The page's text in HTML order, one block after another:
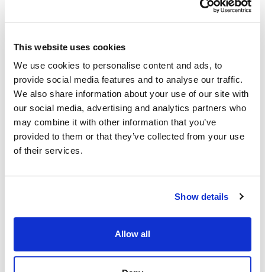
This website uses cookies
We use cookies to personalise content and ads, to
provide social media features and to analyse our traffic.
We also share information about your use of our site with
our social media, advertising and analytics partners who
may combine it with other information that you’ve
provided to them or that they’ve collected from your use
of their services.
Show details
Allow all